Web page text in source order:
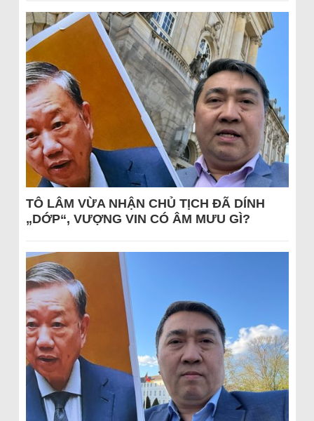
TÔ LÂM VỪA NHẬN CHỦ TỊCH ĐÃ DÍNH
„DỚP“, VƯỢNG VIN CÓ ÂM MƯU GÌ?